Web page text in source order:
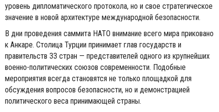
уровень дипломатического протокола, но и свое стратегическое
значение в новой архитектуре международной безопасности.
В дни проведения саммита НАТО внимание всего мира приковано
к Анкаре. Столица Турции принимает глав государств и
правительств 33 стран — представителей одного из крупнейших
военно-политических союзов современности. Подобные
мероприятия всегда становятся не только площадкой для
обсуждения вопросов безопасности, но и демонстрацией
политического веса принимающей страны.